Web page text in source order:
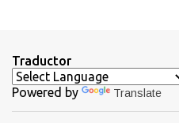
a
r
Traductor
Powered by Translate